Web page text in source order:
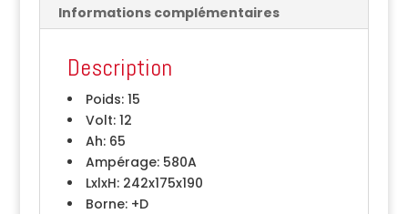
Informations complémentaires
Description
Poids:15
Volt:12
Ah:65
Ampérage:580A
LxlxH:242x175x190
Borne:+D